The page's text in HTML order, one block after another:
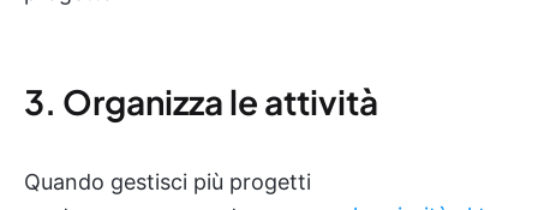
3. Organizza le attività
Quando gestisci più progetti